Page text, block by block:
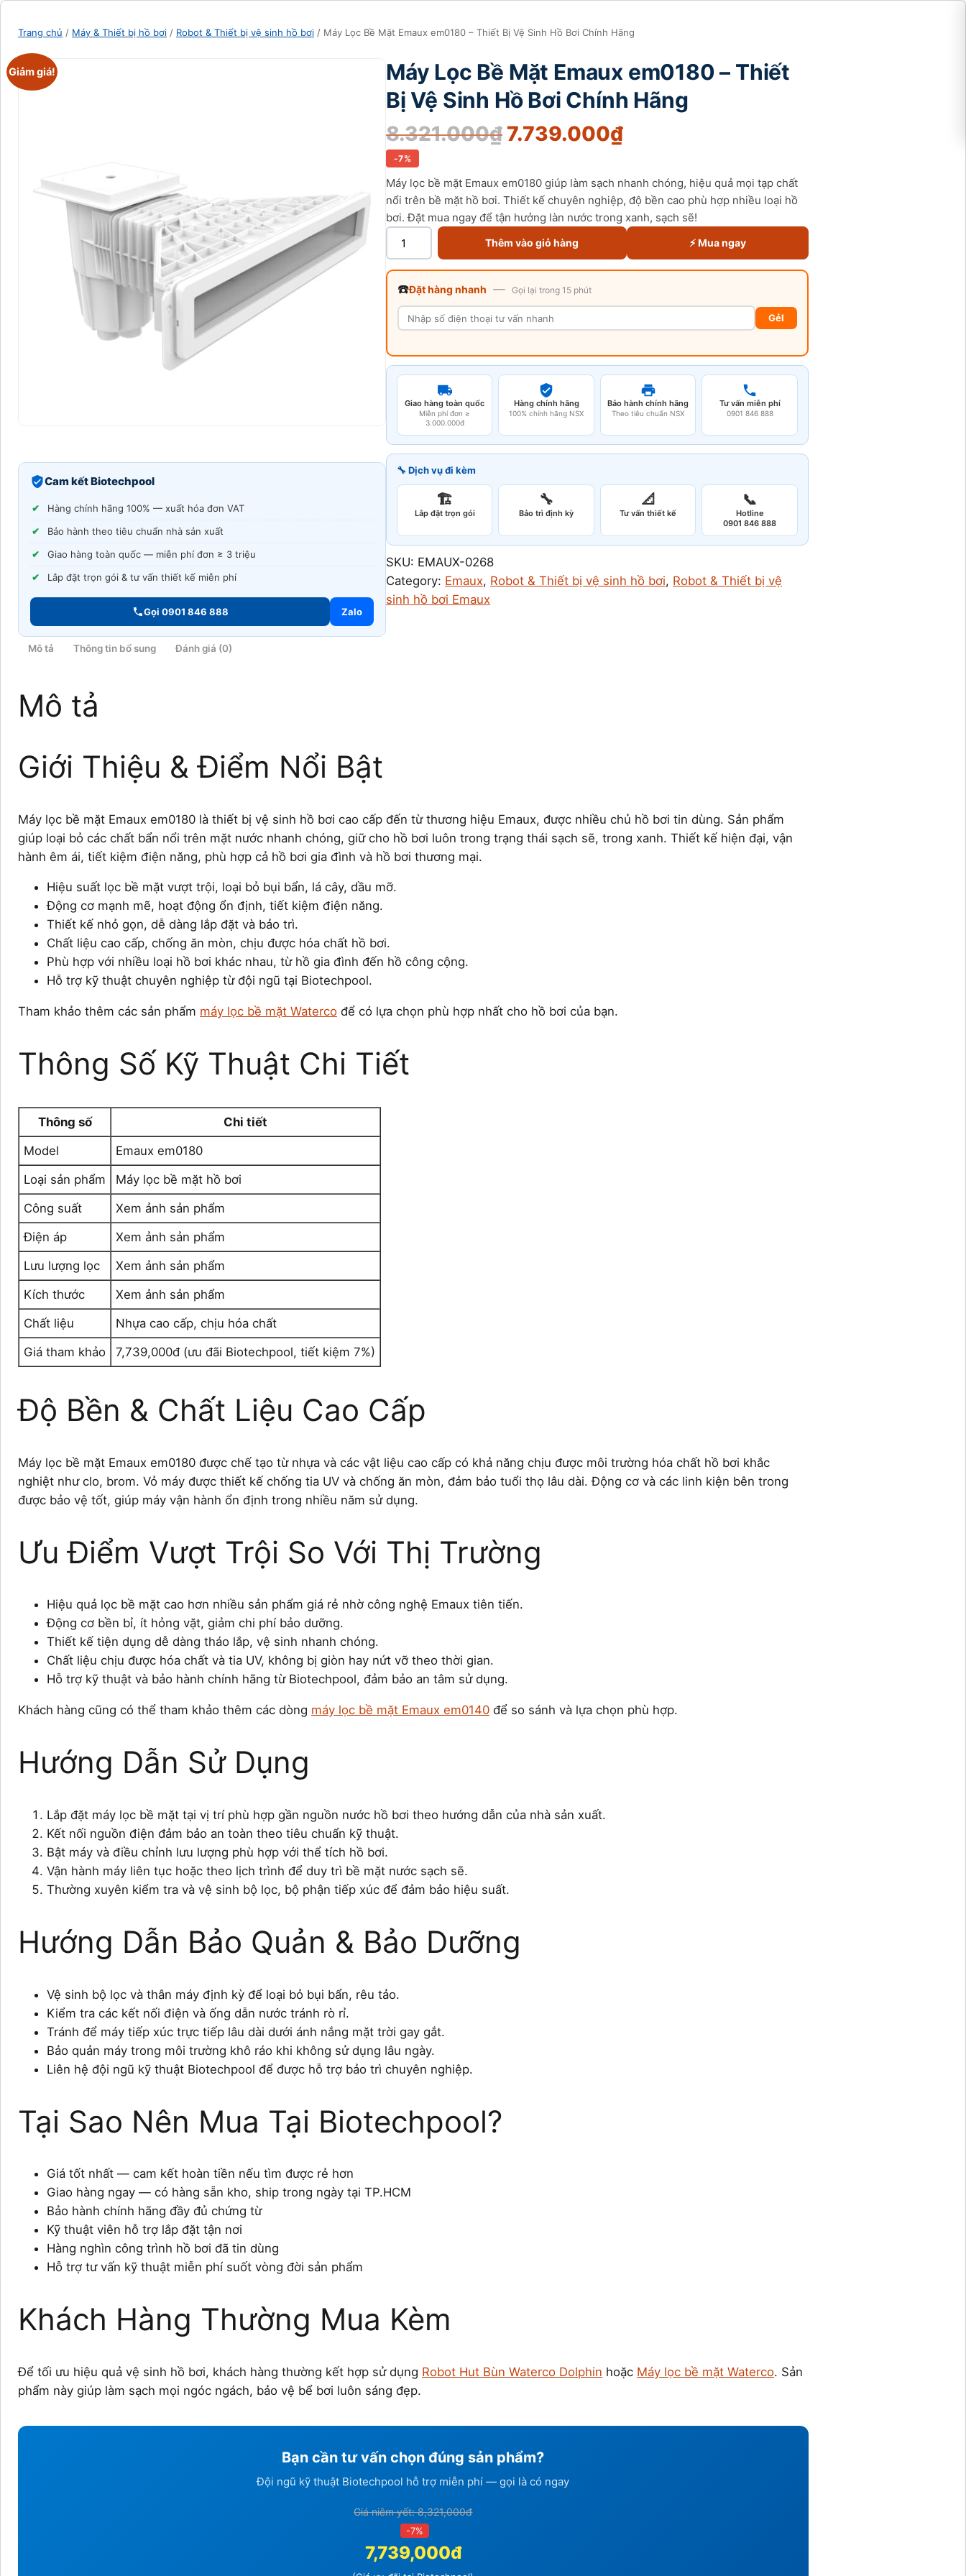
Trang chủ / Máy & Thiết bị hồ bơi / Robot & Thiết bị vệ sinh hồ bơi / Máy Lọc Bề Mặt Emaux em0180 – Thiết Bị Vệ Sinh Hồ Bơi Chính Hãng
Giảm giá!
Cam kết Biotechpool
Hàng chính hãng 100% — xuất hóa đơn VAT
Bảo hành theo tiêu chuẩn nhà sản xuất
Giao hàng toàn quốc — miễn phí đơn ≥ 3 triệu
Lắp đặt trọn gói & tư vấn thiết kế miễn phí
Gọi 0901 846 888 Zalo
Máy Lọc Bề Mặt Emaux em0180 – Thiết
Bị Vệ Sinh Hồ Bơi Chính Hãng
8.321.000₫ 7.739.000₫
-7%
Máy lọc bề mặt Emaux em0180 giúp làm sạch nhanh chóng, hiệu quả mọi tạp chất
nổi trên bề mặt hồ bơi. Thiết kế chuyên nghiệp, độ bền cao phù hợp nhiều loại hồ
bơi. Đặt mua ngay để tận hưởng làn nước trong xanh, sạch sẽ!
Thêm vào giỏ hàng ⚡ Mua ngay
☎️Đặt hàng nhanh — Gọi lại trong 15 phút
GẻI
Giao hàng toàn quốc
Miễn phí đơn ≥
3.000.000đ
Hàng chính hãng
100% chính hãng NSX
Bảo hành chính hãng
Theo tiêu chuẩn NSX
Tư vấn miễn phí
0901 846 888
🔧 Dịch vụ đi kèm
🏗️
Lắp đặt trọn gói
🔧
Bảo trì định kỳ
📐
Tư vấn thiết kế
📞
Hotline
0901 846 888
SKU: EMAUX-0268
Category: Emaux, Robot & Thiết bị vệ sinh hồ bơi, Robot & Thiết bị vệ
sinh hồ bơi Emaux
Mô tả Thông tin bổ sung Đánh giá (0)
Mô tả
Giới Thiệu & Điểm Nổi Bật
Máy lọc bề mặt Emaux em0180 là thiết bị vệ sinh hồ bơi cao cấp đến từ thương hiệu Emaux, được nhiều chủ hồ bơi tin dùng. Sản phẩm
giúp loại bỏ các chất bẩn nổi trên mặt nước nhanh chóng, giữ cho hồ bơi luôn trong trạng thái sạch sẽ, trong xanh. Thiết kế hiện đại, vận
hành êm ái, tiết kiệm điện năng, phù hợp cả hồ bơi gia đình và hồ bơi thương mại.
Hiệu suất lọc bề mặt vượt trội, loại bỏ bụi bẩn, lá cây, dầu mỡ.
Động cơ mạnh mẽ, hoạt động ổn định, tiết kiệm điện năng.
Thiết kế nhỏ gọn, dễ dàng lắp đặt và bảo trì.
Chất liệu cao cấp, chống ăn mòn, chịu được hóa chất hồ bơi.
Phù hợp với nhiều loại hồ bơi khác nhau, từ hồ gia đình đến hồ công cộng.
Hỗ trợ kỹ thuật chuyên nghiệp từ đội ngũ tại Biotechpool.
Tham khảo thêm các sản phẩm máy lọc bề mặt Waterco để có lựa chọn phù hợp nhất cho hồ bơi của bạn.
Thông Số Kỹ Thuật Chi Tiết
Thông số
Chi tiết
Model
Emaux em0180
Loại sản phẩm
Máy lọc bề mặt hồ bơi
Công suất
Xem ảnh sản phẩm
Điện áp
Xem ảnh sản phẩm
Lưu lượng lọc
Xem ảnh sản phẩm
Kích thước
Xem ảnh sản phẩm
Chất liệu
Nhựa cao cấp, chịu hóa chất
Giá tham khảo
7,739,000đ (ưu đãi Biotechpool, tiết kiệm 7%)
Độ Bền & Chất Liệu Cao Cấp
Máy lọc bề mặt Emaux em0180 được chế tạo từ nhựa và các vật liệu cao cấp có khả năng chịu được môi trường hóa chất hồ bơi khắc
nghiệt như clo, brom. Vỏ máy được thiết kế chống tia UV và chống ăn mòn, đảm bảo tuổi thọ lâu dài. Động cơ và các linh kiện bên trong
được bảo vệ tốt, giúp máy vận hành ổn định trong nhiều năm sử dụng.
Ưu Điểm Vượt Trội So Với Thị Trường
Hiệu quả lọc bề mặt cao hơn nhiều sản phẩm giá rẻ nhờ công nghệ Emaux tiên tiến.
Động cơ bền bỉ, ít hỏng vặt, giảm chi phí bảo dưỡng.
Thiết kế tiện dụng dễ dàng tháo lắp, vệ sinh nhanh chóng.
Chất liệu chịu được hóa chất và tia UV, không bị giòn hay nứt vỡ theo thời gian.
Hỗ trợ kỹ thuật và bảo hành chính hãng từ Biotechpool, đảm bảo an tâm sử dụng.
Khách hàng cũng có thể tham khảo thêm các dòng máy lọc bề mặt Emaux em0140 để so sánh và lựa chọn phù hợp.
Hướng Dẫn Sử Dụng
Lắp đặt máy lọc bề mặt tại vị trí phù hợp gần nguồn nước hồ bơi theo hướng dẫn của nhà sản xuất.
Kết nối nguồn điện đảm bảo an toàn theo tiêu chuẩn kỹ thuật.
Bật máy và điều chỉnh lưu lượng phù hợp với thể tích hồ bơi.
Vận hành máy liên tục hoặc theo lịch trình để duy trì bề mặt nước sạch sẽ.
Thường xuyên kiểm tra và vệ sinh bộ lọc, bộ phận tiếp xúc để đảm bảo hiệu suất.
Hướng Dẫn Bảo Quản & Bảo Dưỡng
Vệ sinh bộ lọc và thân máy định kỳ để loại bỏ bụi bẩn, rêu tảo.
Kiểm tra các kết nối điện và ống dẫn nước tránh rò rỉ.
Tránh để máy tiếp xúc trực tiếp lâu dài dưới ánh nắng mặt trời gay gắt.
Bảo quản máy trong môi trường khô ráo khi không sử dụng lâu ngày.
Liên hệ đội ngũ kỹ thuật Biotechpool để được hỗ trợ bảo trì chuyên nghiệp.
Tại Sao Nên Mua Tại Biotechpool?
Giá tốt nhất — cam kết hoàn tiền nếu tìm được rẻ hơn
Giao hàng ngay — có hàng sẵn kho, ship trong ngày tại TP.HCM
Bảo hành chính hãng đầy đủ chứng từ
Kỹ thuật viên hỗ trợ lắp đặt tận nơi
Hàng nghìn công trình hồ bơi đã tin dùng
Hỗ trợ tư vấn kỹ thuật miễn phí suốt vòng đời sản phẩm
Khách Hàng Thường Mua Kèm
Để tối ưu hiệu quả vệ sinh hồ bơi, khách hàng thường kết hợp sử dụng Robot Hut Bùn Waterco Dolphin hoặc Máy lọc bề mặt Waterco. Sản
phẩm này giúp làm sạch mọi ngóc ngách, bảo vệ bể bơi luôn sáng đẹp.
Bạn cần tư vấn chọn đúng sản phẩm?
Đội ngũ kỹ thuật Biotechpool hỗ trợ miễn phí — gọi là có ngay
Giá niêm yết: 8,321,000đ
-7%
7,739,000đ